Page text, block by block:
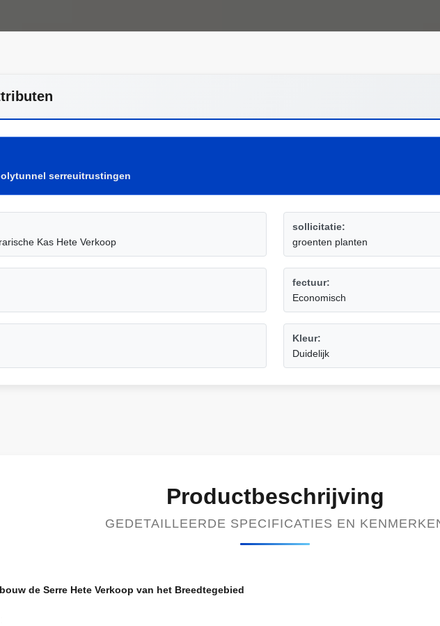
serreuitrustingen
Kas Hete Verkoop
sollicitatie:
groenten planten
fectuur:
Economisch
Kleur:
Duidelijk
Productbeschrijving
GEDETAILLEERDE SPECIFICATIES EN
de Serre Hete Verkoop van het Breedtegebied